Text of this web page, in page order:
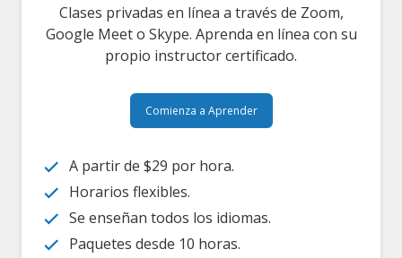
Clases privadas en línea a través de Zoom,
Google Meet o Skype. Aprenda en línea con su
propio instructor certificado.
Comienza a Aprender
A partir de $29 por hora.
Horarios flexibles.
Se enseñan todos los idiomas.
Paquetes desde 10 horas.